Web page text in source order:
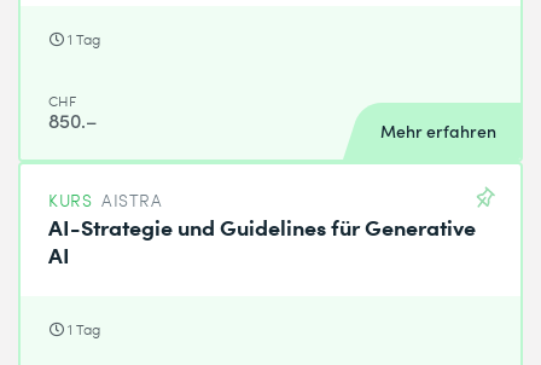
1 Tag
CHF
850.– Mehr erfahren
KURS AISTRA
AI-Strategie und Guidelines für Generative
AI
1 Tag